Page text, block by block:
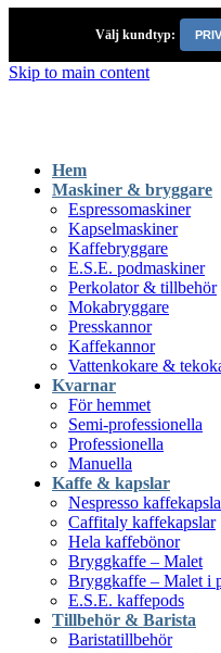
Välj kundtyp:
Skip to main content
Hem
Maskiner & bryggare
Espressomaskiner
Kapselmaskiner
Kaffebryggare
E.S.E. podmaskiner
Perkolator & tillbehör
Mokabryggare
Presskannor
Kaffekannor
Vattenkokare &
Kvarnar
För hemmet
Semi-professionella
Professionella
Manuella
Kaffe & kapslar
Nespresso
Caffitaly kaffekapslar
Hela kaffebönor
Bryggkaffe – Malet
Bryggkaffe – Malet i
E.S.E. kaffepods
Tillbehör & Barista
Baristatillbehör